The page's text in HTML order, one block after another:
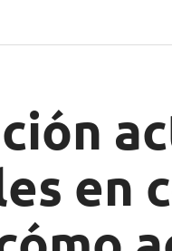
en